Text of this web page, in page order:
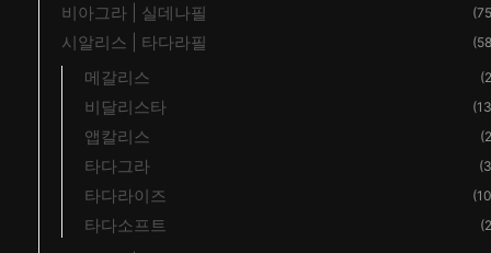
비아그라 | 실데나필
시알리스 | 타다라필
메갈리스
비달리스타
앱칼리스
타다그라
타다라이즈
타다소프트